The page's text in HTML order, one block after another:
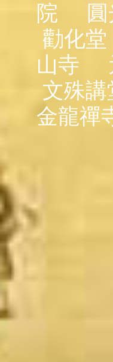
院
勸化堂
山寺
文殊講
金龍禪